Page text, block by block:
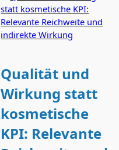
Qualität und
Wirkung statt
kosmetische
KPI: Relevante